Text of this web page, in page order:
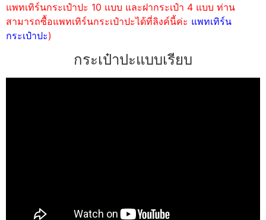
แพทเทิร์นกระเป๋าปะ 10 แบบ และฝากระเป๋า 4 แบบ ท่าน
สามารถซื้อแพทเทิร์นกระเป๋าปะได้ที่ลิงค์นี้ค่ะ แพทเทิร์น
กระเป๋าปะ)
กระเป๋าปะแบบเรียบ